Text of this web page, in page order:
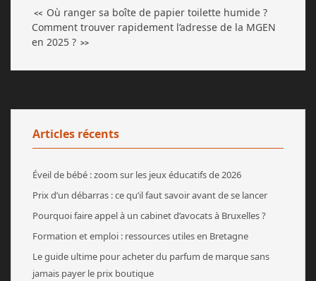
<< Où ranger sa boîte de papier toilette humide ?
Comment trouver rapidement l’adresse de la MGEN
en 2025 ? >>
Articles récents
Éveil de bébé : zoom sur les jeux éducatifs de 2026
Prix d’un débarras : ce qu’il faut savoir avant de se lancer
Pourquoi faire appel à un cabinet d’avocats à Bruxelles ?
Formation et emploi : ressources utiles en Bretagne
Le guide ultime pour acheter du parfum de marque sans
jamais payer le prix boutique